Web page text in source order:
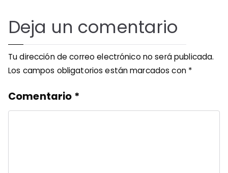
Deja un comentario
Tu dirección de correo electrónico no será publicada.
Los campos obligatorios están marcados con *
Comentario *